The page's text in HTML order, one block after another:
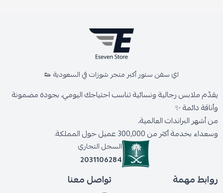
اي سفن ستور أكبر متجر شوزات في السعودية 👟
يقدّم ملابس رجالية ونسائية تناسب احتياجك اليومي، بجودة مضمونة
وأناقة دائمة ✨
من أشهر البراندات العالمية،
وسعداء بخدمة أكثر من 300,000 عميل حول المملكة.
السجل التجاري
2031106284
روابط مهمة تواصل معنا